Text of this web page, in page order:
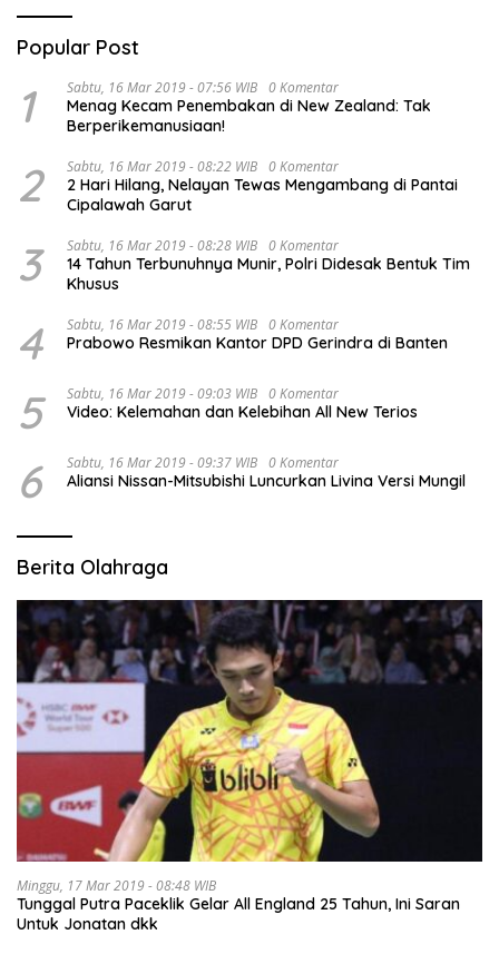
Popular Post
1 Sabtu, 16 Mar 2019 - 07:56 WIB 0 Komentar
Menag Kecam Penembakan di New Zealand: Tak
Berperikemanusiaan!
2 Sabtu, 16 Mar 2019 - 08:22 WIB 0 Komentar
2 Hari Hilang, Nelayan Tewas Mengambang di Pantai
Cipalawah Garut
3 Sabtu, 16 Mar 2019 - 08:28 WIB 0 Komentar
14 Tahun Terbunuhnya Munir, Polri Didesak Bentuk Tim
Khusus
4 Sabtu, 16 Mar 2019 - 08:55 WIB 0 Komentar
Prabowo Resmikan Kantor DPD Gerindra di Banten
5 Sabtu, 16 Mar 2019 - 09:03 WIB 0 Komentar
Video: Kelemahan dan Kelebihan All New Terios
6 Sabtu, 16 Mar 2019 - 09:37 WIB 0 Komentar
Aliansi Nissan-Mitsubishi Luncurkan Livina Versi Mungil
Berita Olahraga
Minggu, 17 Mar 2019 - 08:48 WIB
Tunggal Putra Paceklik Gelar All England 25 Tahun, Ini Saran
Untuk Jonatan dkk